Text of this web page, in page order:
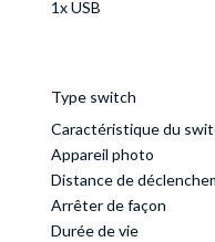
1x USB
Type switch
Caractéristique du
Appareil photo
Distance de
Arrêter de façon
Durée de vie